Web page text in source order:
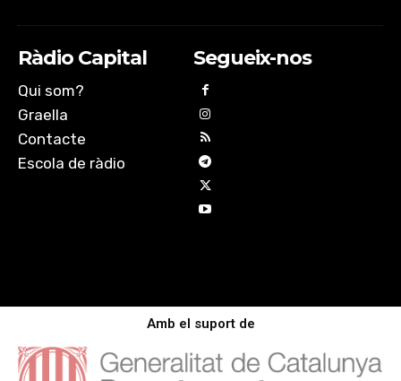
Ràdio Capital
Qui som?
Graella
Contacte
Escola de ràdio
Segueix-nos
Amb el suport de